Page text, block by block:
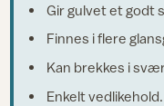
Gir gulvet et godt
Finnes i flere
Kan brekkes i
Enkelt